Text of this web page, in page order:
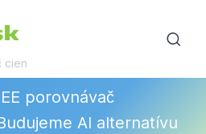
cien
porovnávač
AI alternatívu